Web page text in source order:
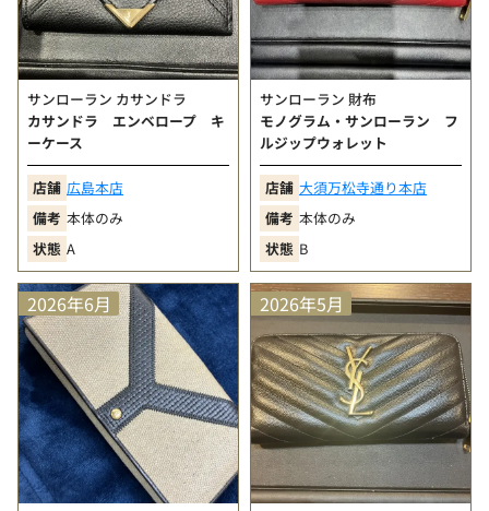
A+（非常にきれい）
数回程度の使用感は見られるが、新品に近い印象を保
った状態の良い商品
A （きれい）
少々の使用感は見受けられるが、全体として状態の良
い商品
B+（ややきれい）
目立ちにくい擦れや小傷などは見られるが、比較的良
好な状態の商品
B （使用感あり）
角擦れ、汚れ、小傷、型崩れなど使用感が見られる商
品
サンローラン カサンドラ
カサンドラ エンベロープ キ
ーケース
店舗 広島本店
備考 本体のみ
状態 A
サンローラン 財布
モノグラム・サンローラン フ
ルジップウォレット
店舗 大須万松寺通り本店
備考 本体のみ
状態 B
2026年6月 2026年5月